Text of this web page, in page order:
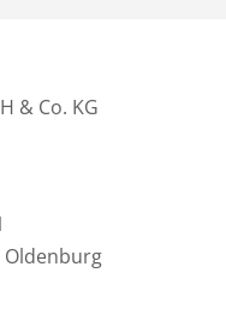
& Co. KG